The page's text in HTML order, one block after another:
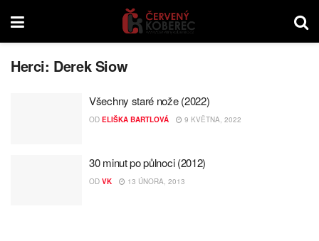
Herci: Derek Siow
Všechny staré nože (2022)
OD ELIŠKA BARTLOVÁ 9 KVĚTNA, 2022
30 minut po půlnoci (2012)
OD VK 13 ÚNORA, 2013